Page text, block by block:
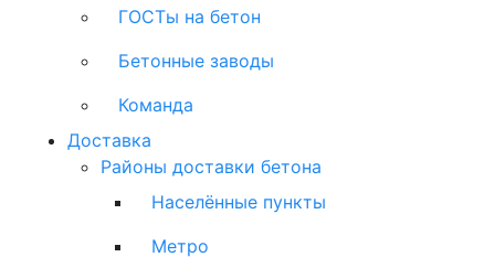
ГОСТы на бетон
Бетонные заводы
Команда
Доставка
Районы доставки бетона
Населённые пункты
Метро